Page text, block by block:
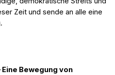
Zeit und sende an alle eine
Bewegung von